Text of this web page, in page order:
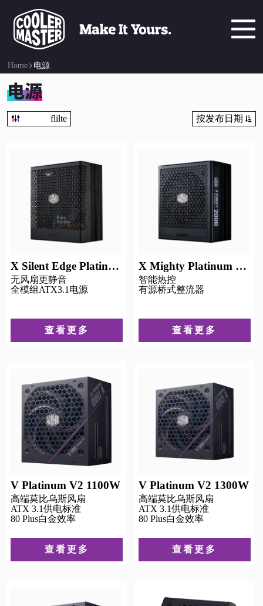
Home 电源
电源
flilte 按发布日期
X Silent Edge Platinum 850
无风扇更静音
全模组ATX3.1电源
查看更多
X Mighty Platinum 2000
智能热控
有源桥式整流器
查看更多
V Platinum V2 1100W
高端莫比乌斯风扇
ATX 3.1供电标准
80 Plus白金效率
查看更多
V Platinum V2 1300W
高端莫比乌斯风扇
ATX 3.1供电标准
80 Plus白金效率
查看更多